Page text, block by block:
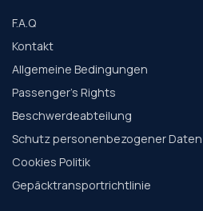
F.A.Q
Kontakt
Allgemeine Bedingungen
Passenger's Rights
Beschwerdeabteilung
Schutz personenbezogener Daten
Cookies Politik
Gepäcktransportrichtlinie